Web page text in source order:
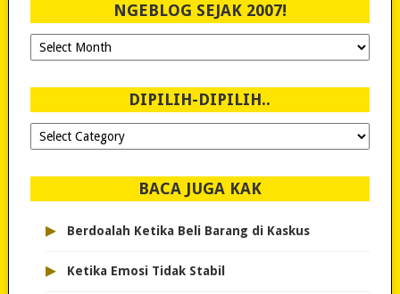
NGEBLOG SEJAK 2007!
Ngeblog
Sejak
DIPILIH-DIPILIH..
Dipilih-
dipilih..
BACA JUGA KAK
▸ Berdoalah Ketika Beli Barang di Kaskus
▸ Ketika Emosi Tidak Stabil